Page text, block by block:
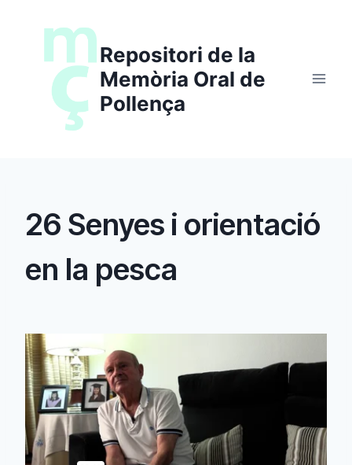
Repositori de la
Memòria Oral de
Pollença
26 Senyes i orientació
en la pesca